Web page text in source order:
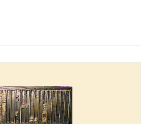
자'다. 성평등을 위한 행동에 투자되는
울러 UN 보고서에 따르면 전 세계적으로
하기 위한 정부 지원은 5%에 불과하며,
지 않는다.한편 또 다른 주제도 있다. 세계
이 모여 정부에 여성살해 문제를 국가
스에 말했다. 엔드 페미사이드
국과 정치인의 대응은 피해자 비난에
만나지 않도록 조심하라고 촉구하는